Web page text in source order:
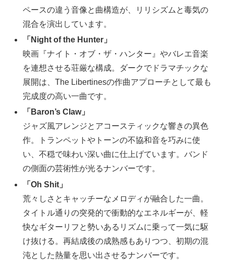
ペースの違う音像と曲構造が、リリシズムと毒気の
混合を演出しています。
「Night of the Hunter」
映画『ナイト・オブ・ザ・ハンター』やバレエ音楽
を連想させる荘厳な構成。ダークでドラマチックな
展開は、The Libertinesの作曲アプローチとして最も
完成度の高い一曲です。
「Baron’s Claw」
ジャズ風アレンジとアコースティックな響きの異色
作。トランペットやトーンの不協和音を巧みに使
い、不穏で味わい深い曲に仕上げています。バンド
の側面の芸術性が光るナンバーです。
「Oh Shit」
荒々しさとキャッチーなメロディが融合した一曲。
タイトル通りの突発的で衝動的なエネルギーが、軽
快なギターリフと勢いあるリズムに乗って一気に駆
け抜ける。再結成後の成熟感もありつつ、初期の混
沌とした熱量を思い出させるナンバーです。